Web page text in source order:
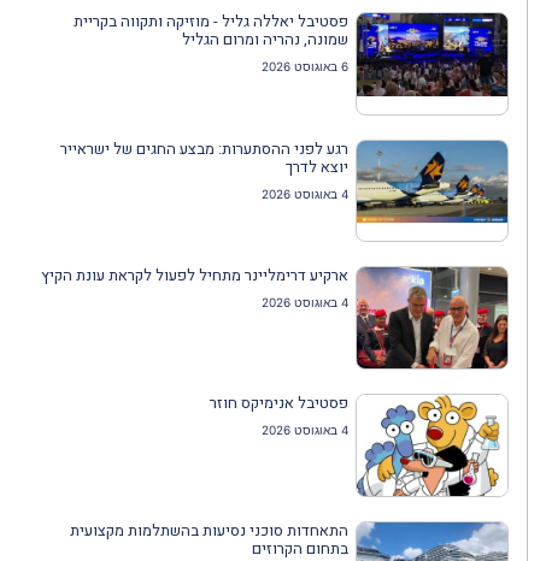
פסטיבל יאללה גליל - מוזיקה ותקווה בקריית
שמונה, נהריה ומרום הגליל
6 באוגוסט 2026
רגע לפני ההסתערות: מבצע החגים של ישראייר
יוצא לדרך
4 באוגוסט 2026
ארקיע דרימליינר מתחיל לפעול לקראת עונת הקיץ
4 באוגוסט 2026
פסטיבל אנימיקס חוזר
4 באוגוסט 2026
התאחדות סוכני נסיעות בהשתלמות מקצועית
בתחום הקרוזים